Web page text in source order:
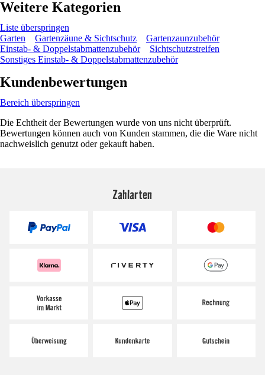
Weitere Kategorien
Liste überspringen
Garten
Gartenzäune & Sichtschutz
Gartenzaunzubehör
Einstab- & Doppelstabmattenzubehör
Sichtschutzstreifen
Sonstiges Einstab- & Doppelstabmattenzubehör
Kundenbewertungen
Bereich überspringen
Die Echtheit der Bewertungen wurde von uns nicht überprüft.
Bewertungen können auch von Kunden stammen, die die Ware nicht
nachweislich genutzt oder gekauft haben.
Zahlarten